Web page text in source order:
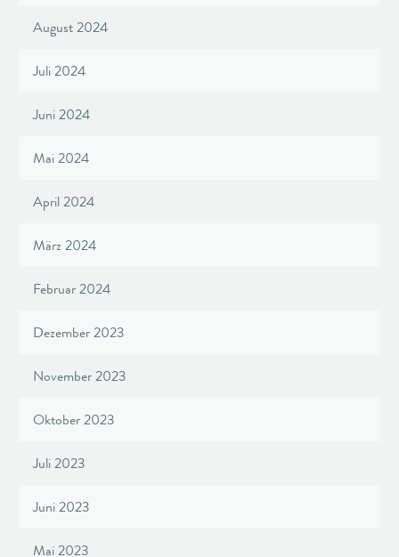
August 2024
Juli 2024
Juni 2024
Mai 2024
April 2024
März 2024
Februar 2024
Dezember 2023
November 2023
Oktober 2023
Juli 2023
Juni 2023
Mai 2023